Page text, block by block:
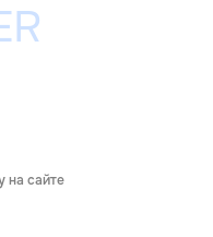
на сайте